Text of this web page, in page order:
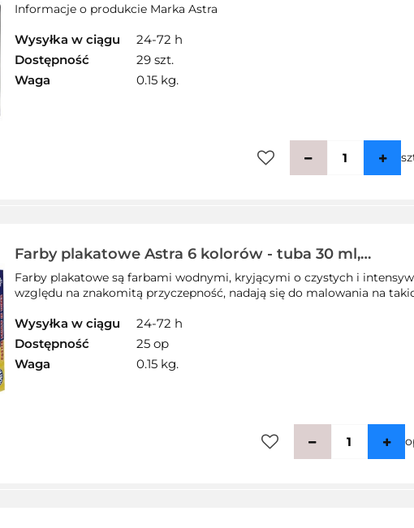
Informacje o produkcie Marka Astra
Wysyłka w ciągu
24-72 h
Dostępność
29 szt.
Waga
0.15 kg.
Farby plakatowe Astra 6 kolorów - tuba 30 ml,
83119900
Farby plakatowe są farbami wodnymi, kryjącymi o czystych i
względu na znakomitą przyczepność, nadają się do malowania na
Wysyłka w ciągu
24-72 h
Dostępność
25 op
Waga
0.15 kg.